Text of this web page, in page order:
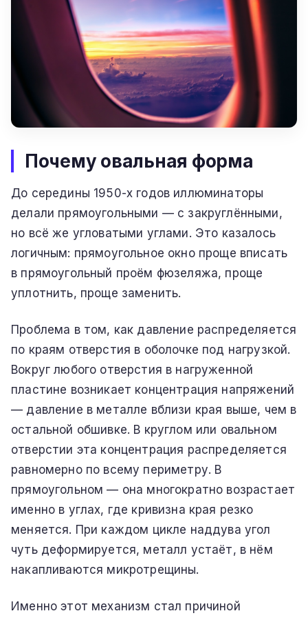
Почему овальная форма
До середины 1950-х годов иллюминаторы
делали прямоугольными — с закруглёнными,
но всё же угловатыми углами. Это казалось
логичным: прямоугольное окно проще вписать
в прямоугольный проём фюзеляжа, проще
уплотнить, проще заменить.
Проблема в том, как давление распределяется
по краям отверстия в оболочке под нагрузкой.
Вокруг любого отверстия в нагруженной
пластине возникает концентрация напряжений
— давление в металле вблизи края выше, чем в
остальной обшивке. В круглом или овальном
отверстии эта концентрация распределяется
равномерно по всему периметру. В
прямоугольном — она многократно возрастает
именно в углах, где кривизна края резко
меняется. При каждом цикле наддува угол
чуть деформируется, металл устаёт, в нём
накапливаются микротрещины.
Именно этот механизм стал причиной